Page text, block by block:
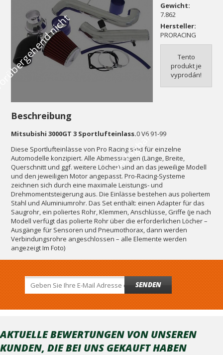
r
Gewicht:
7.862
Hersteller:
PRORACING
Tento
produkt je
vyprodán!
Beschreibung
Mitsubishi 3000GT 3 Sportlufteinlass.0 V6 91-99
Diese Sportlufteinlässe von Pro Racing sind für einzelne
Automodelle konzipiert. Alle Abmessungen (Länge, Breite,
Querschnitt und ggf. weitere Löcher) sind an das jeweilige Modell
und den jeweiligen Motor angepasst. Pro-Racing-Systeme
zeichnen sich durch eine maximale Leistungs- und
Drehmomentsteigerung aus. Die Einlässe bestehen aus poliertem
Stahl und Aluminiumrohr. Das Set enthält: einen Adapter für das
Saugrohr, ein poliertes Rohr, Klemmen, Anschlüsse, Griffe (je nach
Modell verfügt das polierte Rohr über die erforderlichen Löcher –
Ausgänge für Sensoren und Pneumothorax, dann werden
Verbindungsrohre angeschlossen – alle Elemente werden
angezeigt Im Foto)
SENDEN
AKTUELLE BEWERTUNGEN VON UNSEREN
KUNDEN, DIE BEI ​​UNS GEKAUFT HABEN